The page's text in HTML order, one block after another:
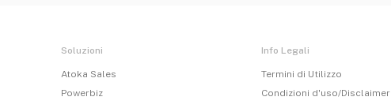
Soluzioni
Atoka Sales
Powerbiz
Info Legali
Termini di Utilizzo
Condizioni d'uso/Disclaimer